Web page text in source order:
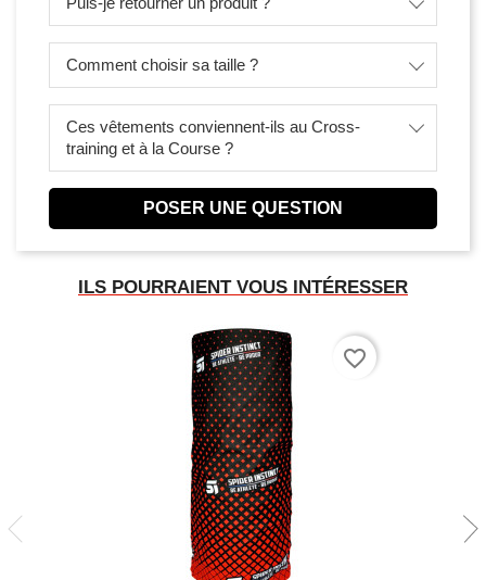
Comment choisir sa taille ?
Ces vêtements conviennent-ils au Cross-
training et à la Course ?
POSER UNE QUESTION
ILS POURRAIENT VOUS INTÉRESSER
favorite_border